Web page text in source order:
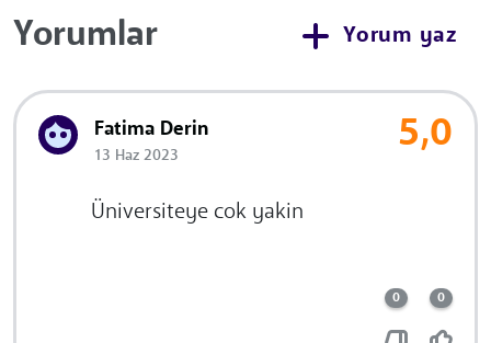
Yorumlar Yorum yaz
Fatima Derin
13 Haz 2023
5,0
Üniversiteye cok yakin
0 0